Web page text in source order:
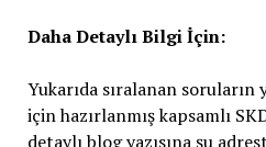
Daha Detaylı Bilgi İçin:
Yukarıda sıralanan soruların
için hazırlanmış kapsamlı
detaylı blog yazısına şu